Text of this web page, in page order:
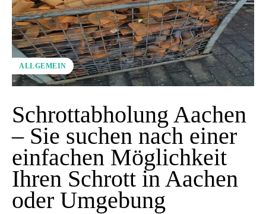
ALLGEMEIN
Schrottabholung Aachen
– Sie suchen nach einer
einfachen Möglichkeit
Ihren Schrott in Aachen
oder Umgebung